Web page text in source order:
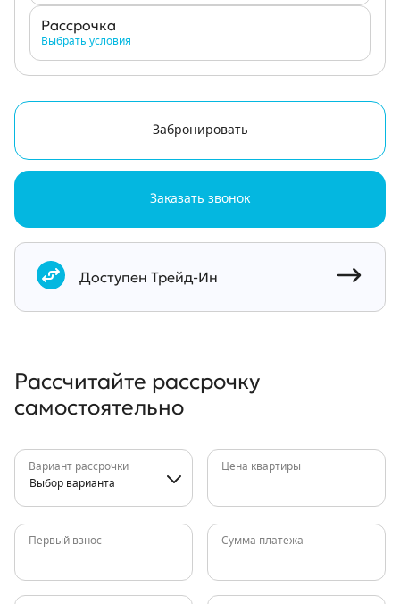
Рассрочка
Выбрать условия
Забронировать
Заказать звонок
Документы
Доступен Трейд-Ин
Рассчитайте рассрочку
самостоятельно
Вариант рассрочки
Выбор варианта
Цена квартиры
Первый взнос Сумма платежа